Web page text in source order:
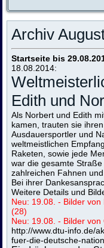
Archiv
Startseite bis
18.08.2014:
Edith und
Als Norbert und Edith
kamen, trauten sie
Ausdauersportler und
weltmeistlichen
Raketen, sowie jede
war die gesamte
zahlreichen Fahnen und
Bei ihrer
Weitere Details und
Neu: 19.08. - Bilder
(28)
Neu: 19.08. - Bilder
http://www.dtu-info.de/
fuer-die-deutsche-